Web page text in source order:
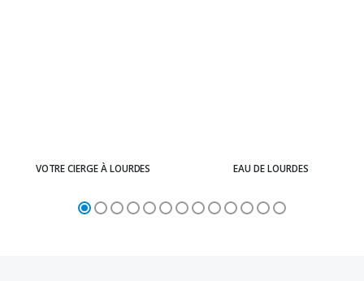
VOTRE CIERGE À LOURDES EAU DE LOURDES